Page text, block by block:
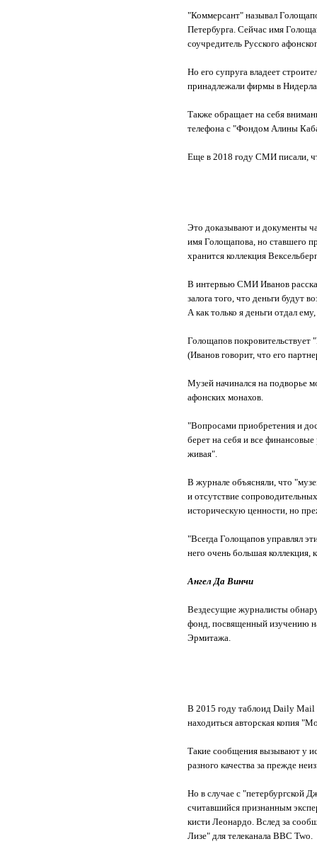
"Коммерсант" называл
Петербурга. Сейчас имя
соучредитель Русского
Но его супруга владеет
принадлежали фирмы в
Также обращает на себя
телефона с "Фондом Алины
Еще в 2018 году СМИ писали,
Это доказывают и документы
имя Голощапова, но ставшего
хранится коллекция
В интервью СМИ Иванов
залога того, что деньги будут
А как только я деньги отдал
Голощапов покровительствует
(Иванов говорит, что его
Музей начинался на подворье
афонских монахов.
"Вопросами приобретения и
берет на себя и все
живая".
В журнале объясняли, что
и отсутствие
историческую ценности, но
"Всегда Голощапов управлял
него очень большая
Ангел Да Винчи
Вездесущие журналисты
фонд, посвященный изучению
Эрмитажа.
В 2015 году таблоид Daily Mail
находиться авторская копия
Такие сообщения вызывают у
разного качества за прежде
Но в случае с "петербургской
считавшийся признанным
кисти Леонардо. Вслед за
Лизе" для телеканала BBC Two.